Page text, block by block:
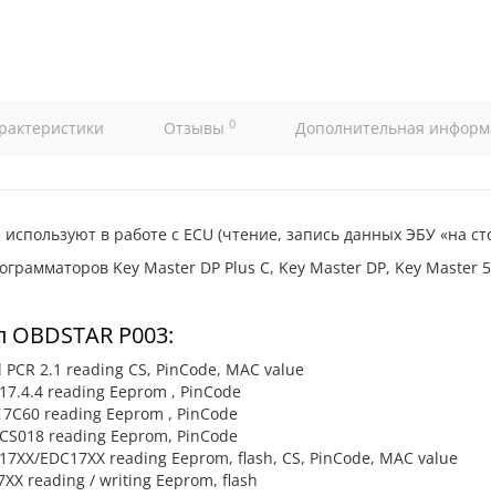
Отзывы 0 Дополнительная
в работе с ECU (чтение, запись данных ЭБУ «на
Key Master DP Plus С, Key Master DP, Key Master
P003:
2.1 reading CS, PinCode, MAC value
reading Eeprom , PinCode
reading Eeprom , PinCode
reading Eeprom, PinCode
EDC17XX reading Eeprom, flash, CS, PinCode, MAC value
reading / writing Eeprom, flash